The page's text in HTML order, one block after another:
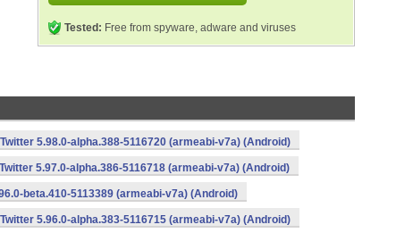
Tested: Free from spyware, adware and viruses
Twitter 5.98.0-alpha.388-5116720 (armeabi-v7a) (Android)
Twitter 5.97.0-alpha.386-5116718 (armeabi-v7a) (Android)
beta.410-5113389 (armeabi-v7a) (Android)
Twitter 5.96.0-alpha.383-5116715 (armeabi-v7a) (Android)